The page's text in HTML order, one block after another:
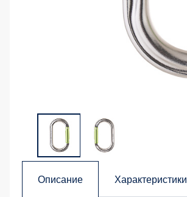
Описание Характеристики